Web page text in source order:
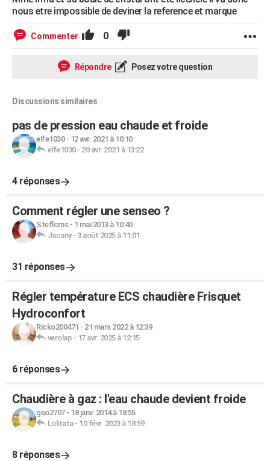
S'inscrire
Se connecter
Lycées
Collèges
Primaires
Universités
Entreprises
Service militaire
Avis de recherche
AVIS DE DÉCÈS
FORUM
nous etre impossible de deviner la reference et marque
Commenter 0
Répondre Posez votre question
Discussions similaires
pas de pression eau chaude et froide
elfe1030- 12 avr. 2021 à 10:10
elfe1030- 20 avr. 2021 à 13:22
4 réponses
Comment régler une senseo ?
Steflcms- 1 mai 2013 à 10:40
Jacany- 3 août 2025 à 11:01
31 réponses
Régler température ECS chaudière Frisquet
Hydroconfort
Ricko200471 - 21 mars 2022 à 12:39
verolap - 17 avr. 2025 à 12:15
6 réponses
Chaudière à gaz : l'eau chaude devient froide
geo2707- 18 janv. 2014 à 18:55
Lolitata- 10 févr. 2023 à 18:59
8 réponses